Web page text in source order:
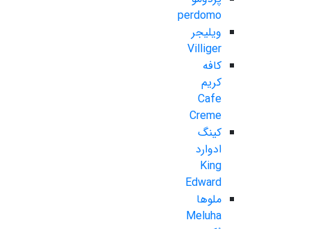
perdomo
ویلیجر
Villiger
کافه
کریم
Cafe
Creme
کینگ
ادوارد
King
Edward
ملوها
Meluha